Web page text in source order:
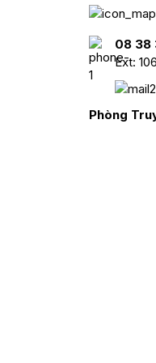
08 38
Ext:
Phòng